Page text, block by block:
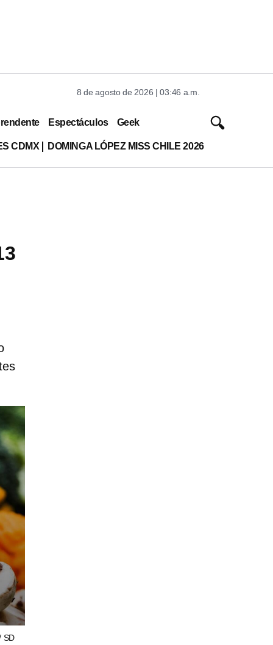
8 de agosto de 2026 | 03:46 a.m.
Espectáculos Geek
CDMX DOMINGA LÓPEZ MISS CHILE 2026
SD